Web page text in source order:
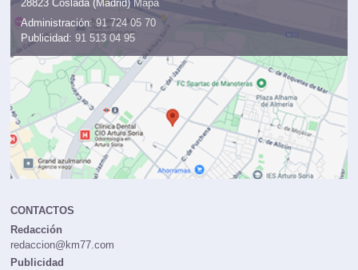
28823 Coslada (Madrid) Mapa
Administración: 91 724 05 70
Publicidad: 91 513 04 95
CONTACTOS
Redacción
redaccion@km77.com
Publicidad